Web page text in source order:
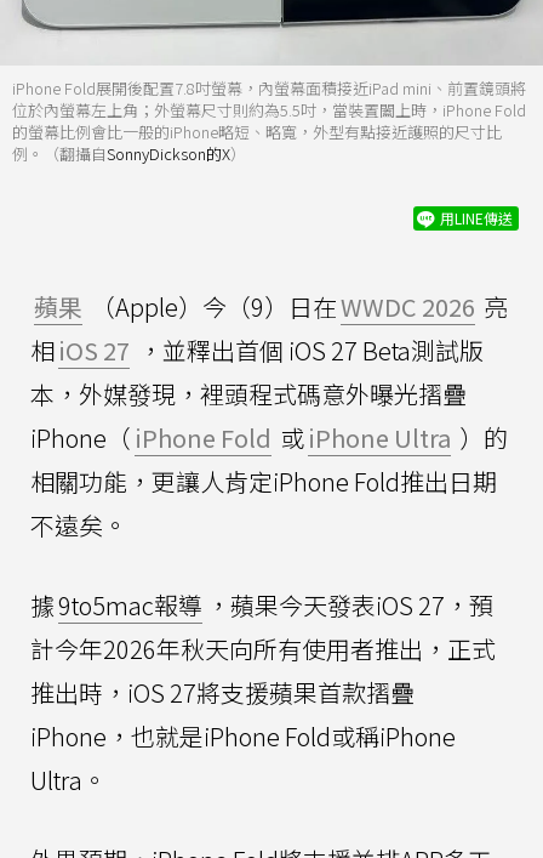
iPhone Fold展開後配置7.8吋螢幕，內螢幕面積接近iPad mini、前置鏡頭將
位於內螢幕左上角；外螢幕尺寸則約為5.5吋，當裝置闔上時，iPhone Fold
的螢幕比例會比一般的iPhone略短、略寬，外型有點接近護照的尺寸比
例。（翻攝自SonnyDickson的X）
用LINE傳送
蘋果 （Apple）今（9）日在WWDC 2026 亮
相iOS 27 ，並釋出首個 iOS 27 Beta測試版
本，外媒發現，裡頭程式碼意外曝光摺疊
iPhone（ iPhone Fold 或iPhone Ultra ）的
相關功能，更讓人肯定iPhone Fold推出日期
不遠矣。
據9to5mac報導 ，蘋果今天發表iOS 27，預
計今年2026年秋天向所有使用者推出，正式
推出時，iOS 27將支援蘋果首款摺疊
iPhone，也就是iPhone Fold或稱iPhone
Ultra。